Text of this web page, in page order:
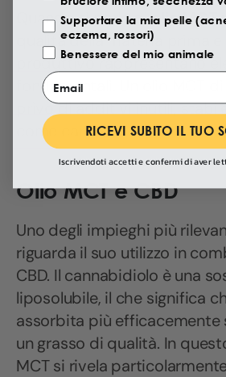
Quando si parla diolio MCT
qualità della materia prima e
produttivo rappresentano
fondamentali. Un olio MCT
privo di additivi inutili,
come carrier oil.
Olio MCT e CBD
Uno degli impieghi più
riguarda il suo utilizzo in
CBD. Il cannabidiolo è una
liposolubile, il che significa
assorbita più efficacemente
un grasso di qualità. In
MCT si rivela
Supportare la mia pelle
eczema, rossori)
Benessere del mio animale
Email
RICEVI SUBITO IL TUO
Iscrivendoti accetti e confermi di aver